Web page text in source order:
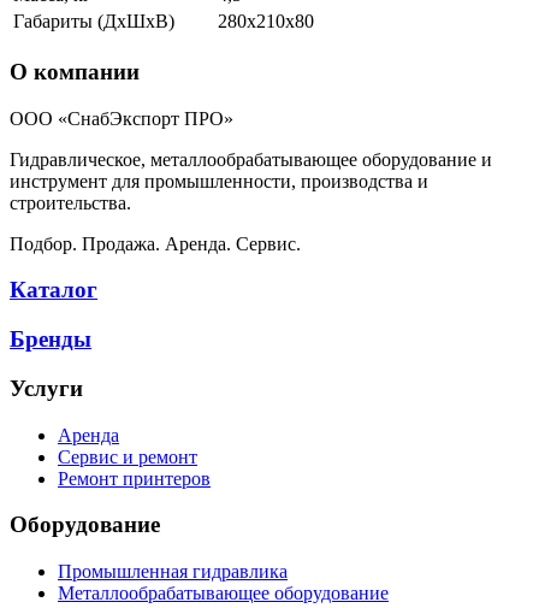
Габариты (ДхШхВ)
280х210х80
О компании
ООО «СнабЭкспорт ПРО»
Гидравлическое, металлообрабатывающее оборудование и
инструмент для промышленности, производства и
строительства.
Подбор. Продажа. Аренда. Сервис.
Каталог
Бренды
Услуги
Аренда
Сервис и ремонт
Ремонт принтеров
Оборудование
Промышленная гидравлика
Металлообрабатывающее оборудование